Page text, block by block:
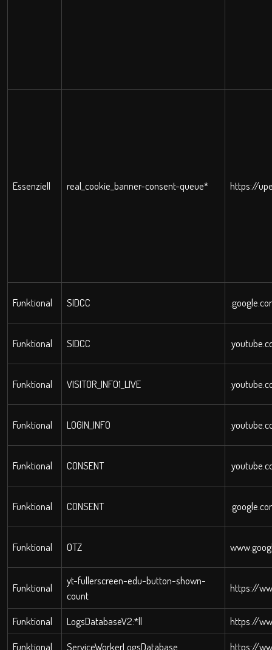
Essenziell real_cookie_banner-consent-queue* https://
Funktional SIDCC
Funktional SIDCC
Funktional VISITOR_INFO1_LIVE
Funktional LOGIN_INFO
Funktional CONSENT
Funktional CONSENT
Funktional OTZ
Funktional
yt-fullerscreen-edu-button-shown-
count
https://
Funktional LogsDatabaseV2:*||
https://
Funktional
ServiceWorkerLogsDatabase https://